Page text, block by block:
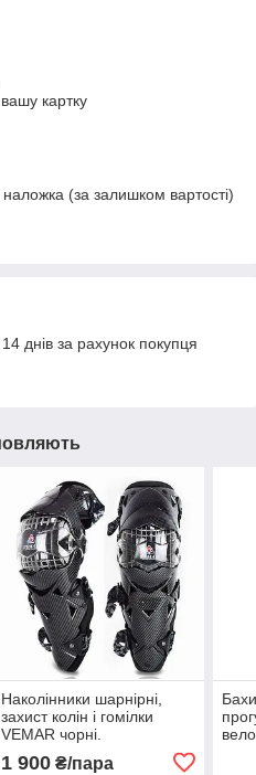
картку
(за залишком вартості)
днів за рахунок покупця
Наколінники шарнірні,
захист колін і гомілки
VEMAR чорні.
1 900₴/пара